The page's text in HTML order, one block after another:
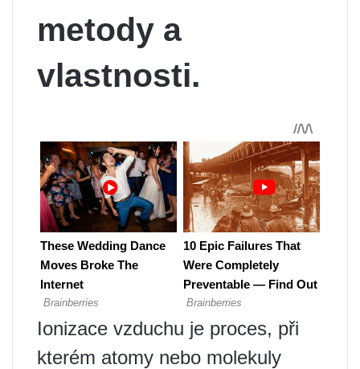
metody a
vlastnosti.
Ionizace vzduchu je proces, při
kterém atomy nebo molekuly